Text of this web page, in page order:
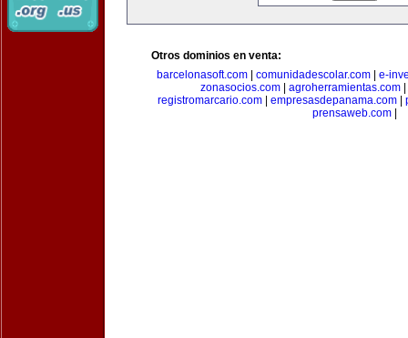
Otros dominios en venta:
barcelonasoft.com
comunidadescolar.com
e-
zonasocios.com
agroherramientas.com
registromarcario.com| empresasdepanama.com|
prensaweb.com|